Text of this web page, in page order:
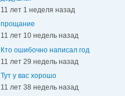
11 лет 1 неделя назад
прощание
11 лет 10 недель назад
Кто ошибочно написал год
11 лет 29 недель назад
Тут у вас хорошо
11 лет 38 недель назад